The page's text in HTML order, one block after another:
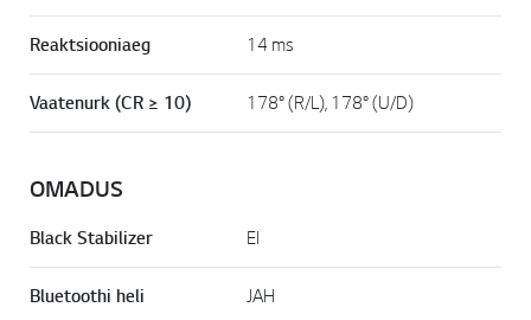
Reaktsiooniaeg 14 ms
Vaatenurk (CR ≥ 10) 178° (R/L), 178° (U/D)
OMADUS
Black Stabilizer EI
Bluetoothi heli JAH